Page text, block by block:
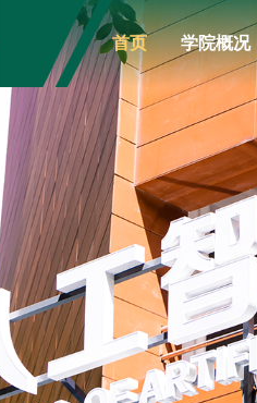
首页 学院概况